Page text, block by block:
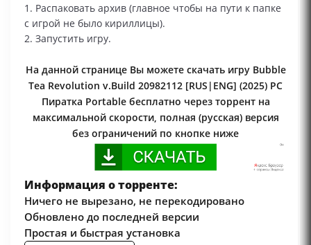
1. Распаковать архив (главное чтобы на пути к папке
с игрой не было кириллицы).
2. Запустить игру.
На данной странице Вы можете скачать игру Bubble
Tea Revolution v.Build 20982112 [RUS|ENG] (2025) PC
Пиратка Portable бесплатно через торрент на
максимальной скорости, полная (русская) версия
без ограничений по кнопке ниже
Информация о торренте:
Ничего не вырезано, не перекодировано
Обновлено до последней версии
Простая и быстрая установка